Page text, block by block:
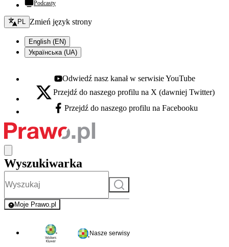
Podcasty
Zmień język - bieżący:
PL Zmień język strony
English (EN)
Українська (UA)
Youtube - otwiera się w nowej karcie
Odwiedź nasz kanał w serwisie YouTube
X - otwiera się w nowej karcie
Przejdź do naszego profilu na X (dawniej Twitter)
Facebook - otwiera się w nowej karcie
Przejdź do naszego profilu na Facebooku
Wyszukiwarka
Szukaj
Moje Prawo.pl
- rejestracja i logowanie do serwisu
Nasze serwisy